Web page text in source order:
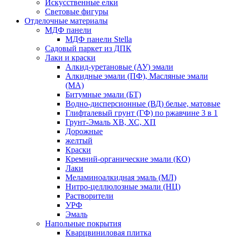
Искусственные елки
Световые фигуры
Отделочные материалы
МДФ панели
МДФ панели Stella
Садовый паркет из ДПК
Лаки и краски
Алкид-уретановые (АУ) эмали
Алкидные эмали (ПФ), Масляные эмали
(МА)
Битумные эмали (БТ)
Водно-дисперсионные (ВД) белые, матовые
Глифталевый грунт (ГФ) по ржавчине 3 в 1
Грунт-Эмаль ХВ, ХС, ХП
Дорожные
желтый
Краски
Кремний-органические эмали (КО)
Лаки
Меламиноалкидная эмаль (МЛ)
Нитро-целлюлозные эмали (НЦ)
Растворители
УРФ
Эмаль
Напольные покрытия
Кварцвиниловая плитка